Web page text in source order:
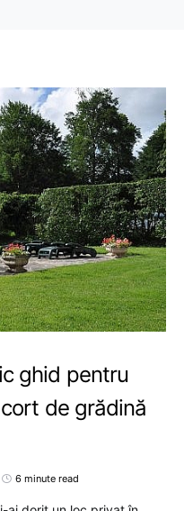
ghid pentru
de grădină
6 minute read